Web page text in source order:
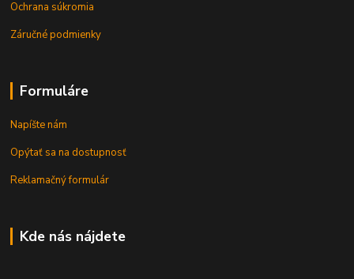
Ochrana súkromia
Záručné podmienky
Formuláre
Napíšte nám
Opýtať sa na dostupnosť
Reklamačný formulár
Kde nás nájdete